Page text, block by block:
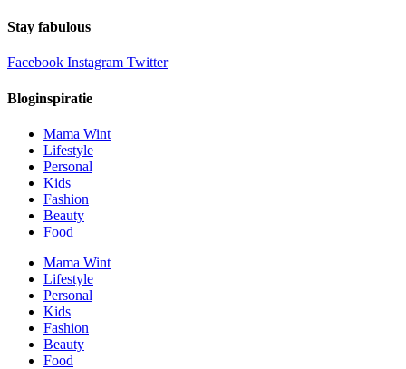
Stay fabulous
Facebook Instagram Twitter
Bloginspiratie
Mama Wint
Lifestyle
Personal
Kids
Fashion
Beauty
Food
Mama Wint
Lifestyle
Personal
Kids
Fashion
Beauty
Food